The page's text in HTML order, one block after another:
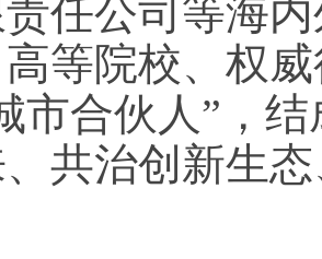
任公司等海
等院校、权
市合伙人”，
共治创新生